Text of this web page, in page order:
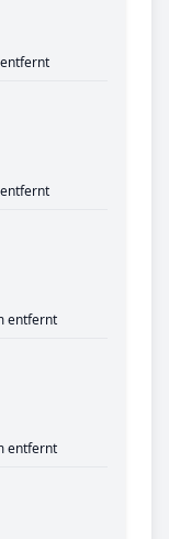
entfernt
entfernt